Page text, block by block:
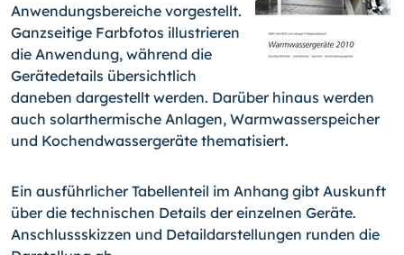
Anwendungsbereiche vorgestellt.
Ganzseitige Farbfotos illustrieren
die Anwendung, während die
Gerätedetails übersichtlich
daneben dargestellt werden. Darüber hinaus werden
auch solarthermische Anlagen, Warmwasserspeicher
und Kochendwassergeräte thematisiert.
Ein ausführlicher Tabellenteil im Anhang gibt Auskunft
über die technischen Details der einzelnen Geräte.
Anschlussskizzen und Detaildarstellungen runden die